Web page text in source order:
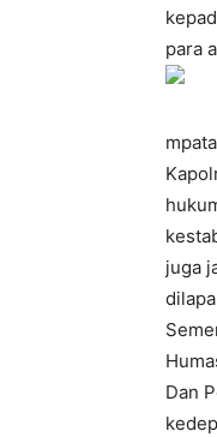
para
juga
Dan